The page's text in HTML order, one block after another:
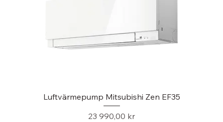
Luftvärmepump Mitsubishi Zen EF35
Pris
23 990,00 kr